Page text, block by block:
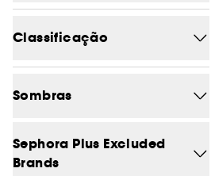
-13.9
-15.3 1
Classificação
3/5 148
Sombras
Azul 2
Bege
Sephora Plus Excluded
Brands